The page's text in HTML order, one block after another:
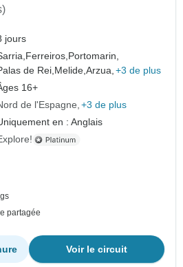
jours
Ferreiros, Portomarin,
de Rei, Melide,Arzua, +3 de plus
16+
de l'Espagne +3 de plus
en : Anglais
partagée
Voir le circuit